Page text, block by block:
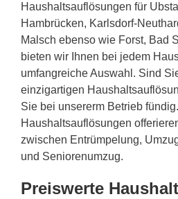
Haushaltsauflösungen für
Hambrücken, Karlsdorf-
Malsch ebenso wie Forst, Bad
bieten wir Ihnen bei jedem
umfangreiche Auswahl. Sind
einzigartigen
Sie bei unsererm Betrieb
Haushaltsauflösungen
zwischen Entrümpelung,
und Seniorenumzug.
Preiswerte